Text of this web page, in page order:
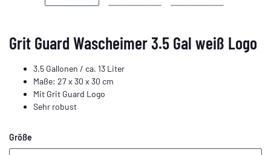
Grit Guard Wascheimer 3.5 Gal weiß Logo
3.5 Gallonen / ca. 13 Liter
Maße: 27 x 30 x 30 cm
Mit Grit Guard Logo
Sehr robust
Größe